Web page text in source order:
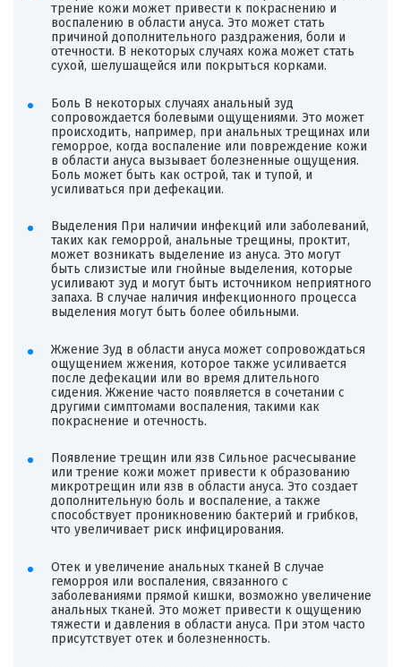
трение кожи может привести к покраснению и
воспалению в области ануса. Это может стать
причиной дополнительного раздражения, боли и
отечности. В некоторых случаях кожа может стать
сухой, шелушащейся или покрыться корками.
Боль В некоторых случаях анальный зуд
сопровождается болевыми ощущениями. Это может
происходить, например, при анальных трещинах или
геморрое, когда воспаление или повреждение кожи
в области ануса вызывает болезненные ощущения.
Боль может быть как острой, так и тупой, и
усиливаться при дефекации.
Выделения При наличии инфекций или заболеваний,
таких как геморрой, анальные трещины, проктит,
может возникать выделение из ануса. Это могут
быть слизистые или гнойные выделения, которые
усиливают зуд и могут быть источником неприятного
запаха. В случае наличия инфекционного процесса
выделения могут быть более обильными.
Жжение Зуд в области ануса может сопровождаться
ощущением жжения, которое также усиливается
после дефекации или во время длительного
сидения. Жжение часто появляется в сочетании с
другими симптомами воспаления, такими как
покраснение и отечность.
Появление трещин или язв Сильное расчесывание
или трение кожи может привести к образованию
микротрещин или язв в области ануса. Это создает
дополнительную боль и воспаление, а также
способствует проникновению бактерий и грибков,
что увеличивает риск инфицирования.
Отек и увеличение анальных тканей В случае
геморроя или воспаления, связанного с
заболеваниями прямой кишки, возможно увеличение
анальных тканей. Это может привести к ощущению
тяжести и давления в области ануса. При этом часто
присутствует отек и болезненность.